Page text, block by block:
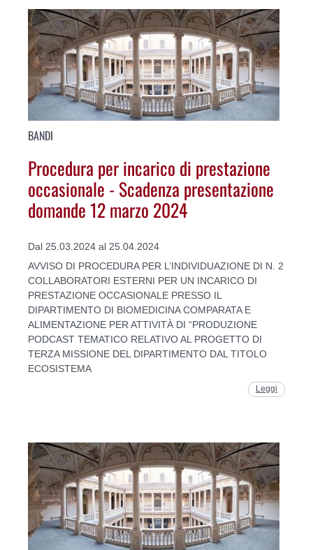
BANDI
Procedura per incarico di prestazione
occasionale - Scadenza presentazione
domande 12 marzo 2024
Dal 25.03.2024 al 25.04.2024
AVVISO DI PROCEDURA PER L’INDIVIDUAZIONE DI N. 2
COLLABORATORI ESTERNI PER UN INCARICO DI
PRESTAZIONE OCCASIONALE PRESSO IL
DIPARTIMENTO DI BIOMEDICINA COMPARATA E
ALIMENTAZIONE PER ATTIVITÀ DI “PRODUZIONE
PODCAST TEMATICO RELATIVO AL PROGETTO DI
TERZA MISSIONE DEL DIPARTIMENTO DAL TITOLO
ECOSISTEMA
Leggi